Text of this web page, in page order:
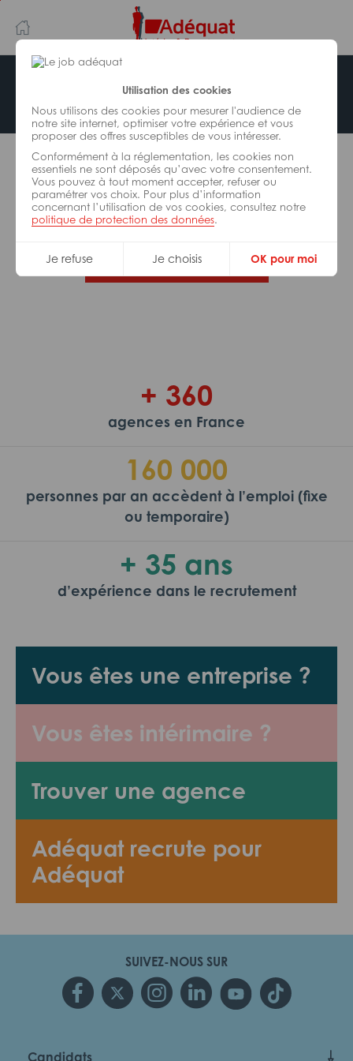
Utilisation des cookies
Nous utilisons des cookies pour mesurer l'audience de
notre site internet, optimiser votre expérience et vous
proposer des offres susceptibles de vous intéresser.
Conformément à la réglementation, les cookies non
essentiels ne sont déposés qu’avec votre consentement.
Vous pouvez à tout moment accepter, refuser ou
paramétrer vos choix. Pour plus d’information
concernant l’utilisation de vos cookies, consultez notre
politique de protection des données.
Je refuse Je choisis OK pour moi
au
contenu
principal
navigation
Offre indisponible
L’offre d’emploi que vous tentez de consulter n’est
plus disponible.
De nombreuses autres missions peuvent vous
correspondre, consultez toutes nos offres.
Trouvez votre job Adéquat !
Vous êtes une entreprise ?
Vous êtes intérimaire ?
Trouver une agence
Adéquat recrute pour
Adéquat
+ 360
agences en France
160 000
personnes par an accèdent à l’emploi (fixe
ou temporaire)
+ 35 ans
d’expérience dans le recrutement
SUIVEZ-NOUS SUR
Candidats